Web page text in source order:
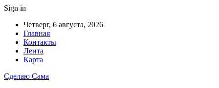
Sign in
Четверг, 6 августа, 2026
Главная
Контакты
Лента
Карта
Сделаю Сама